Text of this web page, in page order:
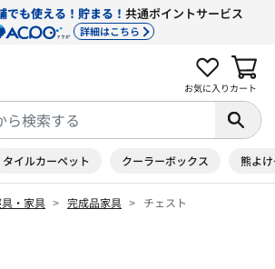
でも使える！貯まる！ 共通ポイントサービス
詳細はこちら
お気に入り カート
タイルカーペット クーラーボックス 熊よ
・家具 完成品家具 チェスト